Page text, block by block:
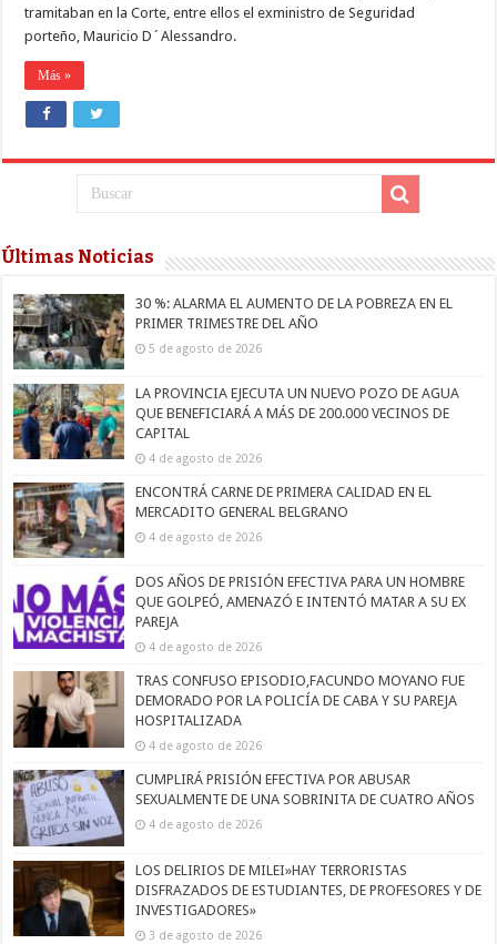
tramitaban en la Corte, entre ellos el exministro de Seguridad
porteño, Mauricio D´Alessandro.
Más »
Últimas Noticias
30 %: ALARMA EL AUMENTO DE LA POBREZA EN EL
PRIMER TRIMESTRE DEL AÑO
5 de agosto de 2026
LA PROVINCIA EJECUTA UN NUEVO POZO DE AGUA
QUE BENEFICIARÁ A MÁS DE 200.000 VECINOS DE
CAPITAL
4 de agosto de 2026
ENCONTRÁ CARNE DE PRIMERA CALIDAD EN EL
MERCADITO GENERAL BELGRANO
4 de agosto de 2026
DOS AÑOS DE PRISIÓN EFECTIVA PARA UN HOMBRE
QUE GOLPEÓ, AMENAZÓ E INTENTÓ MATAR A SU EX
PAREJA
4 de agosto de 2026
TRAS CONFUSO EPISODIO,FACUNDO MOYANO FUE
DEMORADO POR LA POLICÍA DE CABA Y SU PAREJA
HOSPITALIZADA
4 de agosto de 2026
CUMPLIRÁ PRISIÓN EFECTIVA POR ABUSAR
SEXUALMENTE DE UNA SOBRINITA DE CUATRO AÑOS
4 de agosto de 2026
LOS DELIRIOS DE MILEI»HAY TERRORISTAS
DISFRAZADOS DE ESTUDIANTES, DE PROFESORES Y DE
INVESTIGADORES»
3 de agosto de 2026